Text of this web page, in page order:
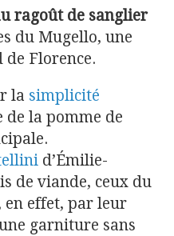
ragoût de sanglier
du Mugello, une
de Florence.
la simplicité
de la pomme de
d’Émilie-
de viande, ceux du
en effet, par leur
garniture sans